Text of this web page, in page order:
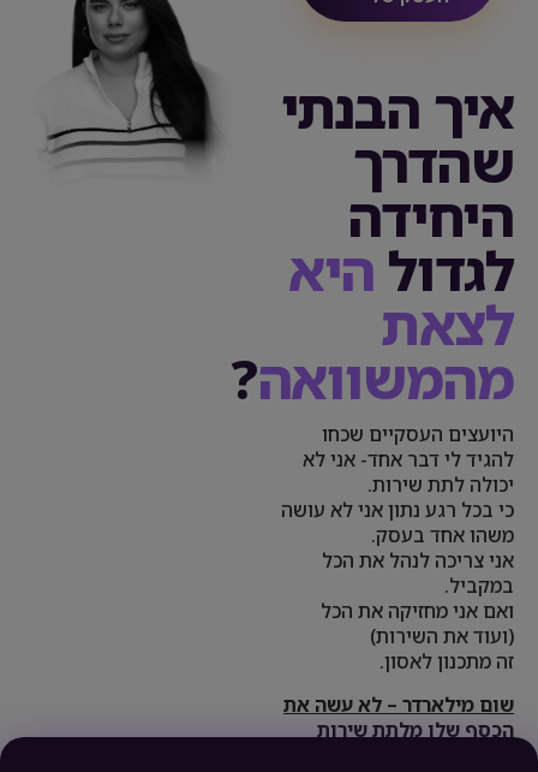
איך הבנתי
שהדרך
היחידה
לגדול היא
לצאת
מהמשוואה?
היועצים העסקיים שכחו
להגיד לי דבר אחד- אני לא
יכולה לתת שירות.
כי בכל רגע נתון אני לא עושה
משהו אחד בעסק.
אני צריכה לנהל את הכל
במקביל.
ואם אני מחזיקה את הכל
(ועוד את השירות)
זה מתכנון לאסון.
שום מילארדר – לא עשה את
הכסף שלו מלתת שירות